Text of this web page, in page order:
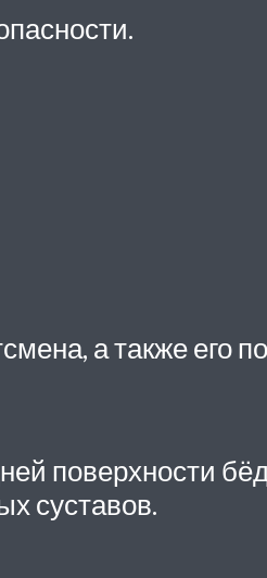
а также его
поверхности
суставов.